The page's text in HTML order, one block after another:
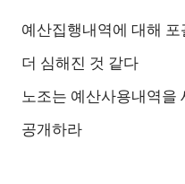
예산집행내역에 대해
더 심해진 것 같다
노조는 예산사용내역을
공개하라